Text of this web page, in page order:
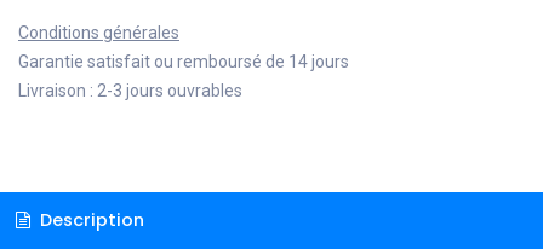
Conditions générales
Garantie satisfait ou remboursé de 14 jours
Livraison : 2-3 jours ouvrables
Description